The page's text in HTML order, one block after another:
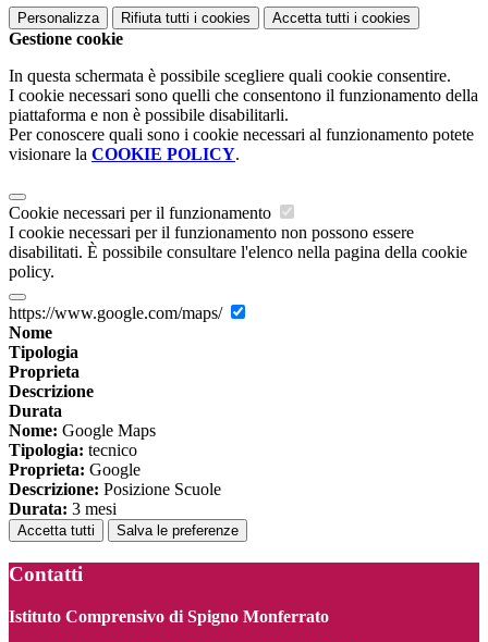
Personalizza Rifiuta tutti i cookies Accetta tutti i cookies
Gestione cookie
In questa schermata è possibile scegliere quali cookie consentire.
I cookie necessari sono quelli che consentono il funzionamento della
piattaforma e non è possibile disabilitarli.
Per conoscere quali sono i cookie necessari al funzionamento potete
visionare la COOKIE POLICY.
Cookie necessari per il funzionamento
I cookie necessari per il funzionamento non possono essere
disabilitati. È possibile consultare l'elenco nella pagina della cookie
policy.
https://www.google.com/maps/
Nome
Tipologia
Proprieta
Descrizione
Durata
Nome: Google Maps
Tipologia: tecnico
Proprieta: Google
Descrizione: Posizione Scuole
Durata: 3 mesi
Accetta tutti Salva le preferenze
Contatti
Istituto Comprensivo di Spigno Monferrato